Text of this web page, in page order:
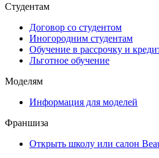
Студентам
Договор со студентом
Иногородним студентам
Обучение в рассрочку и
Льготное обучение
Моделям
Информация для моделей
Франшиза
Открыть школу или салон